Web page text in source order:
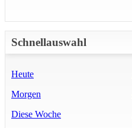
Schnellauswahl
Heute
Morgen
Diese Woche